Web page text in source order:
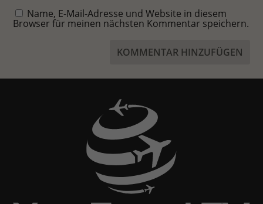
Name, E-Mail-Adresse und Website in diesem
Browser für meinen nächsten Kommentar speichern.